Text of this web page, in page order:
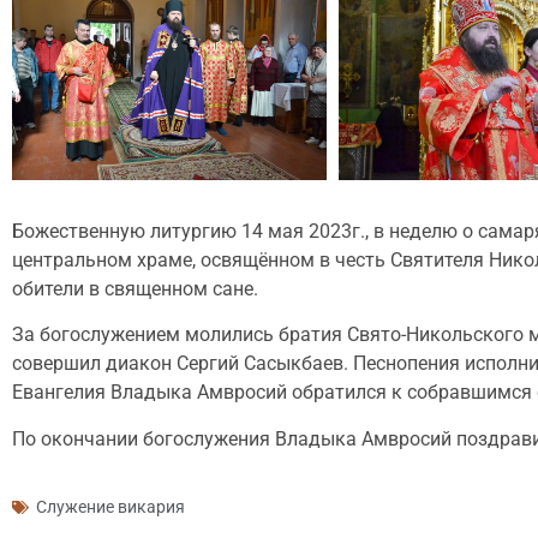
Божественную литургию 14 мая 2023г., в неделю о
центральном храме, освящённом в честь Святителя
обители в священном сане.
За богослужением молились братия Свято-
совершил диакон Сергий Сасыкбаев. Песнопения
Евангелия Владыка Амвросий обратился к
По окончании богослужения Владыка Амвросий
Служение викария